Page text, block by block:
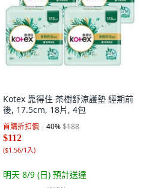
Kotex 靠得住 茶樹舒涼護墊 經期前
後, 17.5cm, 18片, 4包
首購折扣價 40%$188
$112
($1.56/1入)
明天 8/9 (日) 預計送達